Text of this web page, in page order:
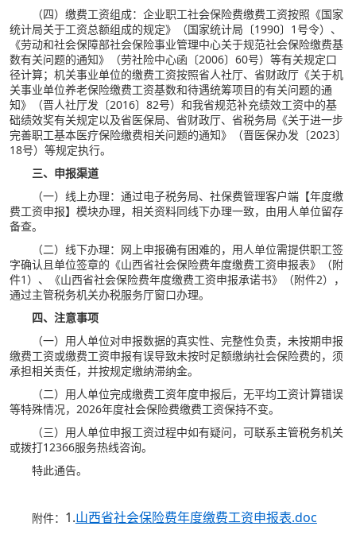
（四）缴费工资组成：企业职工社会保险费缴费工资按照《国家
统计局关于工资总额组成的规定》（国家统计局〔1990〕1号令）、
《劳动和社会保障部社会保险事业管理中心关于规范社会保险缴费基
数有关问题的通知》（劳社险中心函〔2006〕60号）等有关规定口
径计算；机关事业单位的缴费工资按照省人社厅、省财政厅《关于机
关事业单位养老保险缴费工资基数和待遇统筹项目的有关问题的通
知》（晋人社厅发〔2016〕82号）和我省规范补充绩效工资中的基
础绩效奖有关规定以及省医保局、省财政厅、省税务局《关于进一步
完善职工基本医疗保险缴费相关问题的通知》（晋医保办发〔2023〕
18号）等规定执行。
三、申报渠道
（一）线上办理：通过电子税务局、社保费管理客户端【年度缴
费工资申报】模块办理，相关资料同线下办理一致，由用人单位留存
备查。
（二）线下办理：网上申报确有困难的，用人单位需提供职工签
字确认且单位签章的《山西省社会保险费年度缴费工资申报表》（附
件1）、《山西省社会保险费年度缴费工资申报承诺书》（附件2），
通过主管税务机关办税服务厅窗口办理。
四、注意事项
（一）用人单位对申报数据的真实性、完整性负责，未按期申报
缴费工资或缴费工资申报有误导致未按时足额缴纳社会保险费的，须
承担相关责任，并按规定缴纳滞纳金。
（二）用人单位完成缴费工资年度申报后，无平均工资计算错误
等特殊情况，2026年度社会保险费缴费工资保持不变。
（三）用人单位申报工资过程中如有疑问，可联系主管税务机关
或拨打12366服务热线咨询。
特此通告。
附件： 1.山西省社会保险费年度缴费工资申报表.doc